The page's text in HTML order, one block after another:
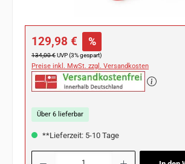
Verkaufspreis:
129,98 € %
Regulärer Preis:
134,00 €UVP (3% gespart)
Preise inkl. MwSt. zzgl. Versandkosten
Über 6 lieferbar
**Lieferzeit: 5-10 Tage
Produkt Anzahl: Gib den gewünschten Wert ein